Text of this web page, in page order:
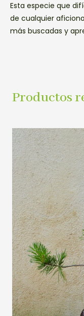
Esta especie que
de cualquier
más buscadas y
Productos